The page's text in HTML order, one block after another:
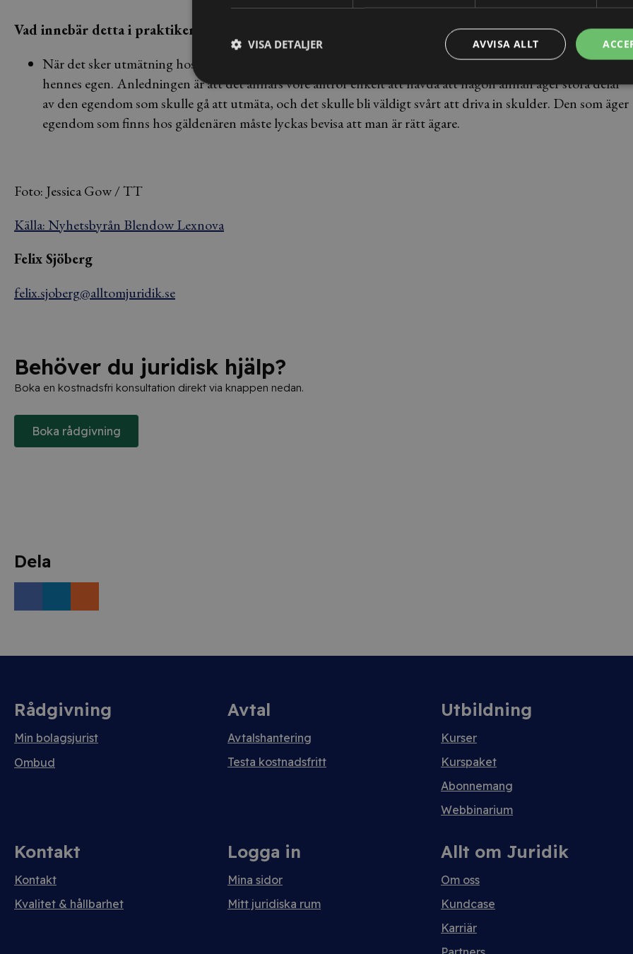
Vad innebär detta i praktiken?
När det sker utmätning hos en person så förutsätts det att all egendom som finns i hennes besittning är
hennes egen. Anledningen är att det annars vore alltför enkelt att hävda att någon annan äger stora delar
av den egendom som skulle gå att utmäta, och det skulle bli väldigt svårt att driva in skulder. Den som äger
egendom som finns hos gäldenären måste lyckas bevisa att man är rätt ägare.
Foto: Jessica Gow / TT
Källa: Nyhetsbyrån Blendow Lexnova
Felix Sjöberg
felix.sjoberg@alltomjuridik.se
Behöver du juridisk hjälp?
Boka en kostnadsfri konsultation direkt via knappen nedan.
Boka rådgivning
Dela
Rådgivning
Min bolagsjurist
Ombud
Avtal
Avtalshantering
Testa kostnadsfritt
Utbildning
Kurser
Kurspaket
Abonnemang
Webbinarium
Kontakt
Kontakt
Kvalitet & hållbarhet
Logga in
Mina sidor
Mitt juridiska rum
Allt om Juridik
Om oss
Kundcase
Karriär
AVVISA ALLT
VISA DETALJER